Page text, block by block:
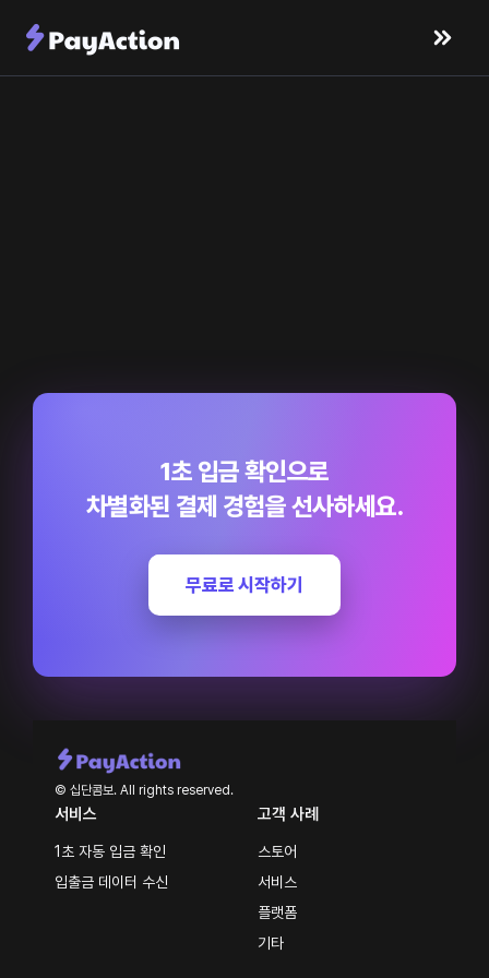
1초 입금 확인으로
차별화된 결제 경험을 선사하세요.
무료로 시작하기
© 십단콤보. All rights reserved.
서비스
1초 자동 입금 확인
입출금 데이터 수신
고객 사례
스토어
서비스
플랫폼
기타